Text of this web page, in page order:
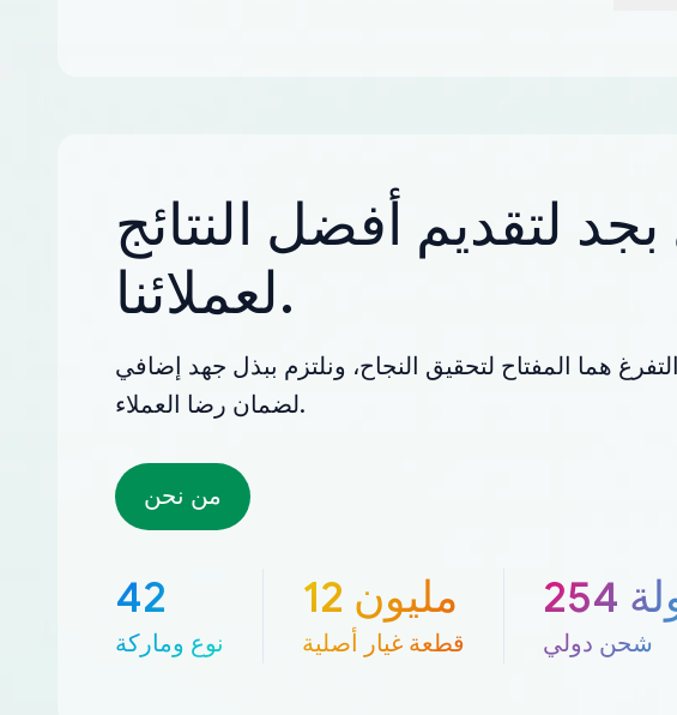
لتقديم أفضل النتائج
لعملائنا.
هما المفتاح لتحقيق النجاح، ونلتزم ببذل جهد إضافي
لضمان رضا العملاء.
من نحن
42
نوع وماركة
12 مليون
قطعة غيار أصلية شحن دولي